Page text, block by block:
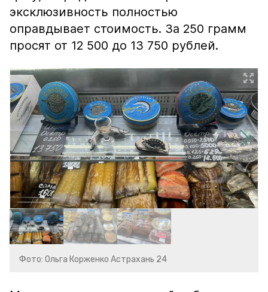
эксклюзивность полностью
оправдывает стоимость. За 250 грамм
просят от 12 500 до 13 750 рублей.
Фото: Ольга Корженко Астрахань 24